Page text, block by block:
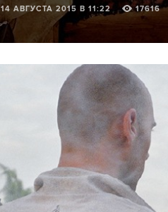
14 АВГУСТА 2015 В 11:22 17616